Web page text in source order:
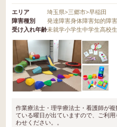
エリア 埼玉県>三郷市>早稲田
障害種別
発達障害身体障害知的障害
受け入れ年齢未就学小学生中学生高校生
作業療法士・理学療法士・看護師が
ている曜日が出ていますので、ご利
わせください。。